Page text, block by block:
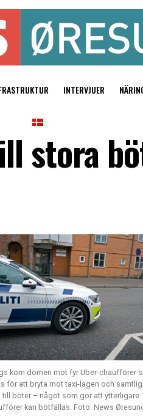
INTERVJUER
stora
kom domen mot fyr Uber-chaufförer
för att bryta mot taxi-lagen och
böter – något som gör att ytterligare
kan bötfällas. Foto: News